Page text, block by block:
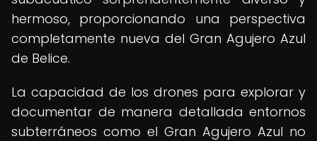
hermoso, proporcionando una perspectiva
completamente nueva del Gran Agujero Azul
de Belice.
La capacidad de los drones para explorar y
documentar de manera detallada entornos
subterráneos como el Gran Agujero Azul no